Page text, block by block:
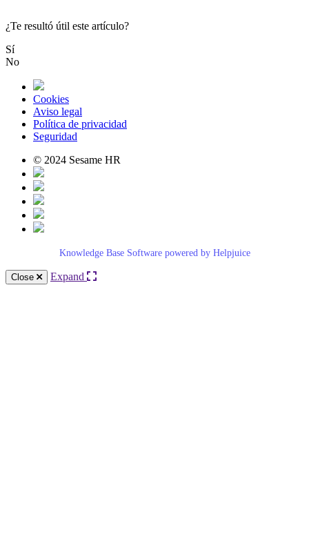
¿Te resultó útil este artículo?
Sí
No
Cookies
Aviso legal
Política de privacidad
Seguridad
© 2024 Sesame HR
Knowledge Base Software powered by Helpjuice
Close Expand